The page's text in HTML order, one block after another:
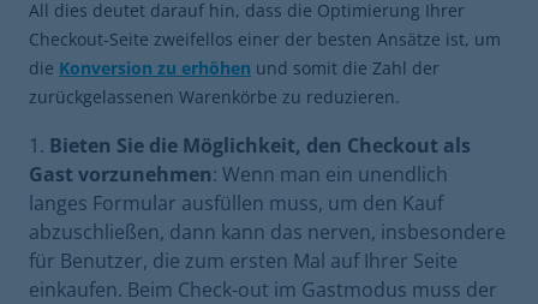
All dies deutet darauf hin, dass die Optimierung Ihrer
Checkout-Seite zweifellos einer der besten Ansätze ist, um
die Konversion zu erhöhen und somit die Zahl der
zurückgelassenen Warenkörbe zu reduzieren.
Bieten Sie die Möglichkeit, den Checkout als
Gast vorzunehmen: Wenn man ein unendlich
langes Formular ausfüllen muss, um den Kauf
abzuschließen, dann kann das nerven, insbesondere
für Benutzer, die zum ersten Mal auf Ihrer Seite
einkaufen. Beim Check-out im Gastmodus muss der